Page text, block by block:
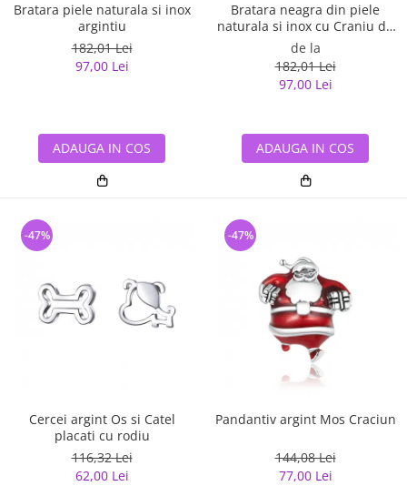
Bratara piele naturala si inox
argintiu
182,01 Lei
97,00 Lei
ADAUGA IN COS
Bratara neagra din piele
naturala si inox cu Craniu de
Viking
de la
182,01 Lei
97,00 Lei
ADAUGA IN COS
Cercei argint Os si Catel
placati cu rodiu
116,32 Lei
62,00 Lei
-47%
Pandantiv argint Mos Craciun
144,08 Lei
77,00 Lei
-47%